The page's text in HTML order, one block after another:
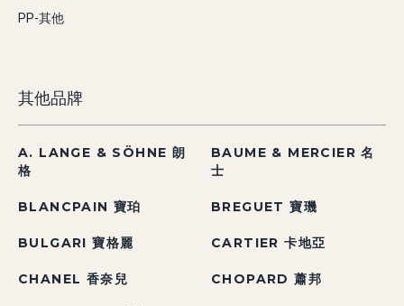
PP-其他
其他品牌
A. LANGE & SÖHNE 朗
格
BAUME & MERCIER 名
士
BLANCPAIN 寶珀 BREGUET 寶璣
BULGARI 寶格麗 CARTIER 卡地亞
CHANEL 香奈兒 CHOPARD 蕭邦